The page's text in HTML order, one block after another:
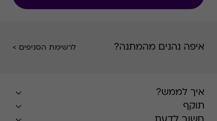
איפה נהנים מהמתנה? לרשימת הסניפים >
איך לממש?
תוקף